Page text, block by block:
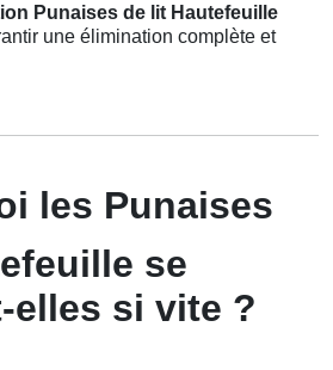
Punaises de lit Hautefeuille
une élimination complète et
les Punaises
se
elles si vite ?